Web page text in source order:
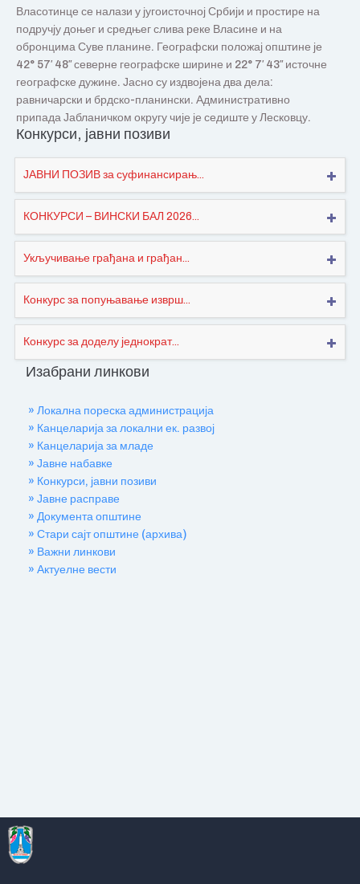
Власотинце се налази у југоисточној Србији и простире на
подручју доњег и средњег слива реке Власине и на
обронцима Суве планине. Географски положај општине је
42° 57′ 48″ северне географске ширине и 22° 7′ 43″ источне
географске дужине. Јасно су издвојена два дела:
равничарски и брдско-планински. Административно
припада Јабланичком округу чије је седиште у Лесковцу.
Конкурси, јавни позиви
ЈАВНИ ПОЗИВ за суфинансирањ...
КОНКУРСИ – ВИНСКИ БАЛ 2026...
Укључивање грађана и грађан...
Конкурс за попуњавање изврш...
Конкурс за доделу једнократ...
Изабрани линкови
» Локална пореска администрација
» Канцеларија за локални ек. развој
» Канцеларија за младе
» Јавне набавке
» Конкурси, јавни позиви
» Јавне расправе
» Документа општине
» Стари сајт општине (архива)
» Важни линкови
» Актуелне вести